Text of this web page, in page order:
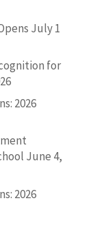
July 1
for
2026
June 4,
2026